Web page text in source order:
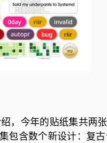
，今年的贴纸集共
包含数个新设计：复